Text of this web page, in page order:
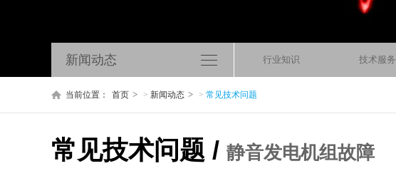
新闻动态 行业知识 技术服务
当前位置： 首页 > 新闻动态 > 常见技术问题
常见技术问题 / 静音发电机组故障